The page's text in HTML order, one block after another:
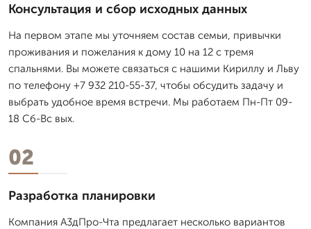
Консультация и сбор исходных данных
На первом этапе мы уточняем состав семьи, привычки
проживания и пожелания к дому 10 на 12 с тремя
спальнями. Вы можете связаться с нашими Кириллу и Льву
по телефону +7 932 210-55-37, чтобы обсудить задачу и
выбрать удобное время встречи. Мы работаем Пн-Пт 09-
18 Сб-Вс вых.
02
Разработка планировки
Компания А3дПро-Чта предлагает несколько вариантов